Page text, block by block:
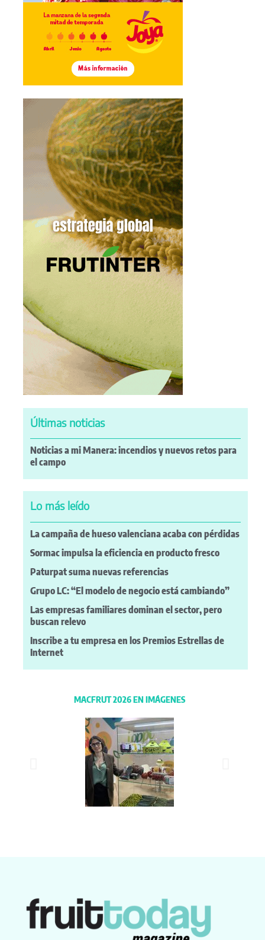
Últimas noticias
Noticias a mi Manera: incendios y nuevos retos para
el campo
Lo más leído
La campaña de hueso valenciana acaba con pérdidas
Sormac impulsa la eficiencia en producto fresco
Paturpat suma nuevas referencias
Grupo LC: “El modelo de negocio está cambiando”
Las empresas familiares dominan el sector, pero
buscan relevo
Inscribe a tu empresa en los Premios Estrellas de
Internet
MACFRUT 2026 EN IMÁGENES